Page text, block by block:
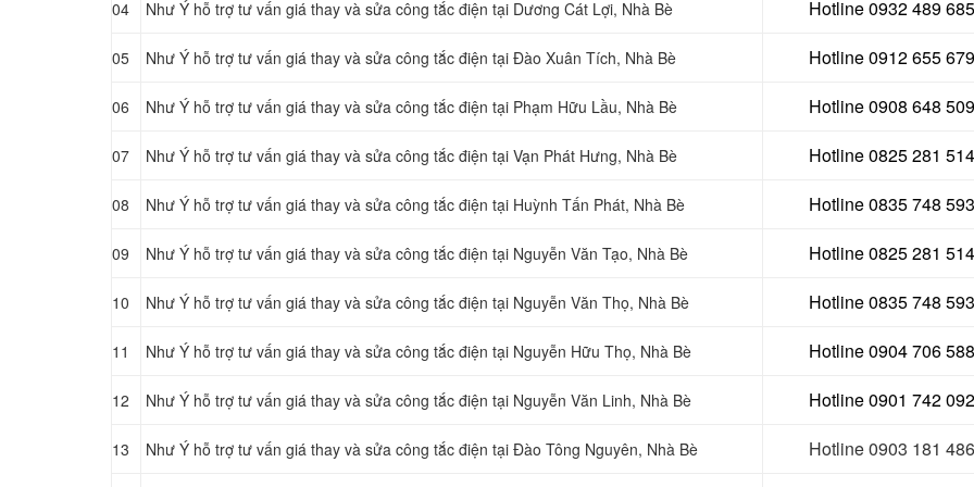
04 Như Ý hỗ trợ tư vấn giá thay và sửa công tắc điện tại Dương Cát Lợi, Nhà Bè Hotline 0932 489 685
05 Như Ý hỗ trợ tư vấn giá thay và sửa công tắc điện tại Đào Xuân Tích, Nhà Bè Hotline 0912 655 679
06 Như Ý hỗ trợ tư vấn giá thay và sửa công tắc điện tại Phạm Hữu Lầu, Nhà Bè Hotline 0908 648 509
07 Như Ý hỗ trợ tư vấn giá thay và sửa công tắc điện tại Vạn Phát Hưng, Nhà Bè Hotline 0825 281 514
08 Như Ý hỗ trợ tư vấn giá thay và sửa công tắc điện tại Huỳnh Tấn Phát, Nhà Bè Hotline 0835 748 593
09 Như Ý hỗ trợ tư vấn giá thay và sửa công tắc điện tại Nguyễn Văn Tạo, Nhà Bè Hotline 0825 281 514
10 Như Ý hỗ trợ tư vấn giá thay và sửa công tắc điện tại Nguyễn Văn Thọ, Nhà Bè Hotline 0835 748 593
11 Như Ý hỗ trợ tư vấn giá thay và sửa công tắc điện tại Nguyễn Hữu Thọ, Nhà Bè Hotline 0904 706 588
12 Như Ý hỗ trợ tư vấn giá thay và sửa công tắc điện tại Nguyễn Văn Linh, Nhà Bè Hotline 0901 742 092
13 Như Ý hỗ trợ tư vấn giá thay và sửa công tắc điện tại Đào Tông Nguyên, Nhà Bè
Hotline 0903 181 486